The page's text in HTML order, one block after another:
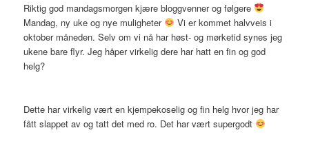
Riktig god mandagsmorgen kjære bloggvenner og følgere
Mandag, ny uke og nye muligheter
Vi er kommet halvveis i
oktober måneden. Selv om vi nå har høst- og mørketid synes jeg
ukene bare flyr. Jeg håper virkelig dere har hatt en fin og god
helg?
Dette har virkelig vært en kjempekoselig og fin helg hvor jeg har
fått slappet av og tatt det med ro. Det har vært supergodt